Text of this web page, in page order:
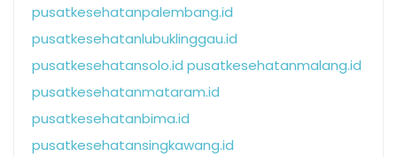
pusatkesehatanpalembang.id
pusatkesehatanlubuklinggau.id
pusatkesehatansolo.id pusatkesehatanmalang.id
pusatkesehatanmataram.id
pusatkesehatanbima.id
pusatkesehatansingkawang.id